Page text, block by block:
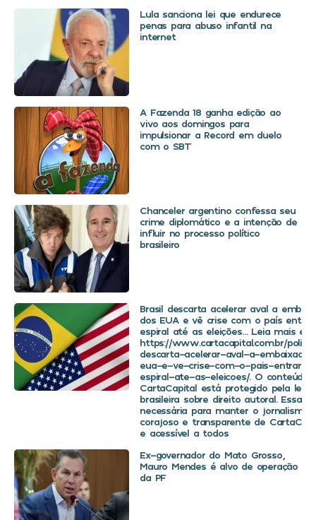
Lula sanciona lei que endurece
penas para abuso infantil na
internet
A Fazenda 18 ganha edição ao
vivo aos domingos para
impulsionar a Record em duelo
com o SBT
Chanceler argentino confessa seu
crime diplomático e a intenção de
influir no processo político
brasileiro
Brasil descarta acelerar aval a
dos EUA e vê crise com o país
espiral até as eleições… Leia mais em
https://www.cartacapital.com.br/
descarta-acelerar-aval-a-
eua-e-ve-crise-com-o-pais-entrar-
espiral-ate-as-eleicoes/. O conteúdo
CartaCapital está protegido pela
brasileira sobre direito autoral. Essa
necessária para manter o jornalismo
corajoso e transparente de
e acessível a todos
Ex-governador do Mato Grosso,
Mauro Mendes é alvo de operação
da PF